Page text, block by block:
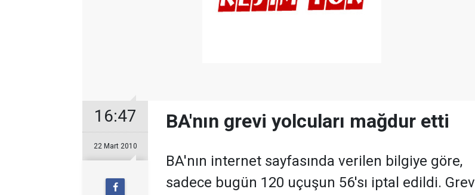
16:47
22 Mart 2010
BA'nın grevi yolcuları mağdur etti
BA'nın internet sayfasında verilen bilgiye göre,
sadece bugün 120 uçuşun 56'sı iptal edildi. Grev